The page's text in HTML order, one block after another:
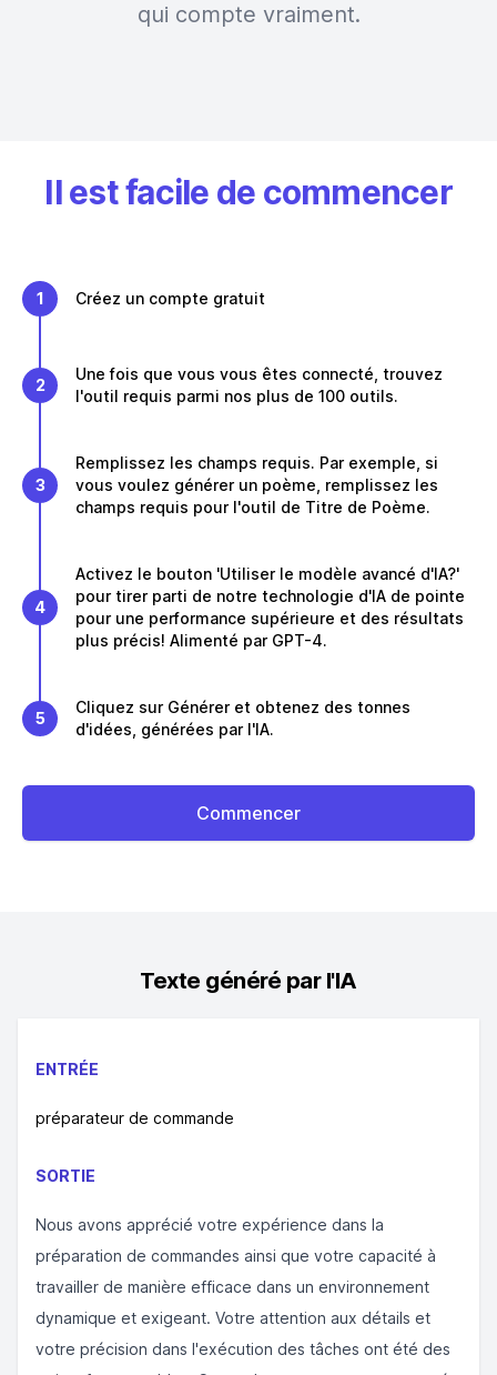
qui compte vraiment.
Il est facile de commencer
1 Créez un compte gratuit
2
Une fois que vous vous êtes connecté, trouvez
l'outil requis parmi nos plus de 100 outils.
3
Remplissez les champs requis. Par exemple, si
vous voulez générer un poème, remplissez les
champs requis pour l'outil de Titre de Poème.
4
Activez le bouton 'Utiliser le modèle avancé d'IA?'
pour tirer parti de notre technologie d'IA de pointe
pour une performance supérieure et des résultats
plus précis! Alimenté par GPT-4.
5
Cliquez sur Générer et obtenez des tonnes
d'idées, générées par l'IA.
Commencer
Texte généré par l'IA
ENTRÉE
préparateur de commande
SORTIE
Nous avons apprécié votre expérience dans la
préparation de commandes ainsi que votre capacité à
travailler de manière efficace dans un environnement
dynamique et exigeant. Votre attention aux détails et
votre précision dans l'exécution des tâches ont été des